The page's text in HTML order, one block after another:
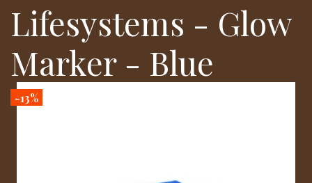
Lifesystems - Glow
Marker - Blue
-13%